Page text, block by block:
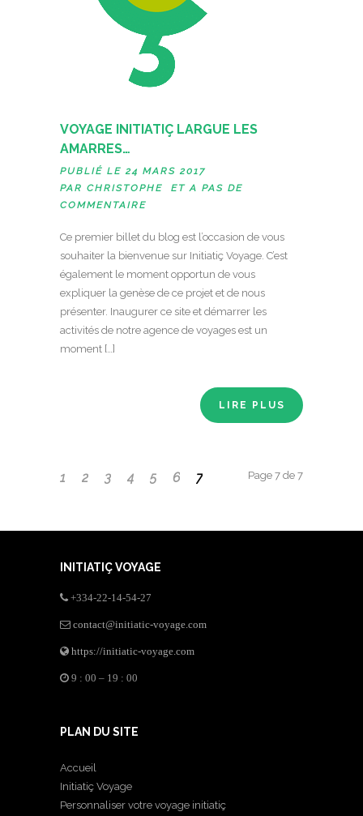
VOYAGE INITIATIÇ LARGUE LES
AMARRES…
PUBLIÉ LE 24 MARS 2017
PAR CHRISTOPHE ET A PAS DE
COMMENTAIRE
Ce premier billet du blog est l’occasion de vous
souhaiter la bienvenue sur Initiatiç Voyage. C’est
également le moment opportun de vous
expliquer la genèse de ce projet et de nous
présenter. Inaugurer ce site et démarrer les
activités de notre agence de voyages est un
moment […]
LIRE PLUS
1 2 3 4 5 6 7 Page 7 de 7
INITIATIÇ VOYAGE
+334-22-14-54-27
contact@initiatic-voyage.com
https://initiatic-voyage.com
9 : 00 – 19 : 00
PLAN DU SITE
Accueil
Initiatiç Voyage
Personnaliser votre voyage initiatiç